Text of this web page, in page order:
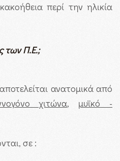
περί την ηλικία
των Π.Ε.;
ανατομικά από
χιτώνα, μυϊκό -
σε :